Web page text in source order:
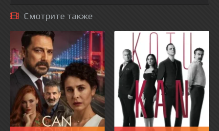
Смотрите также